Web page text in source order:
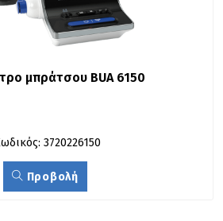
μπράτσου BUA 6150
3720226150
Προβολή